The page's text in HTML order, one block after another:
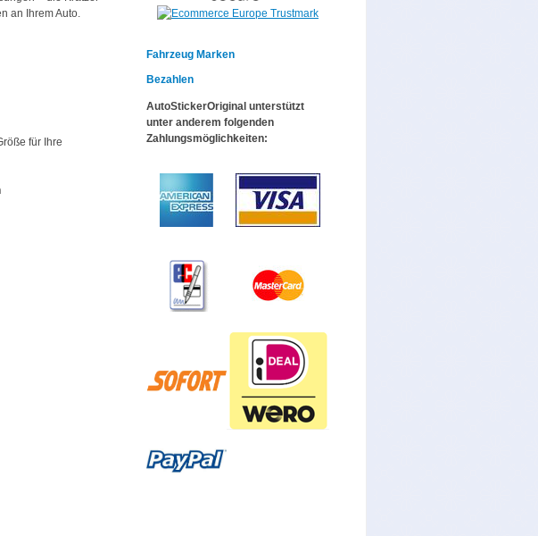
an Ihrem Auto.
für Ihre
Fahrzeug Marken
Bezahlen
AutoStickerOriginal unterstützt
unter anderem folgenden
Zahlungsmöglichkeiten: